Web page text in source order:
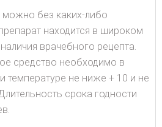
можно без каких-либо
находится в широком
врачебного рецепта.
средство необходимо в
температуре не ниже + 10 и не
срока годности